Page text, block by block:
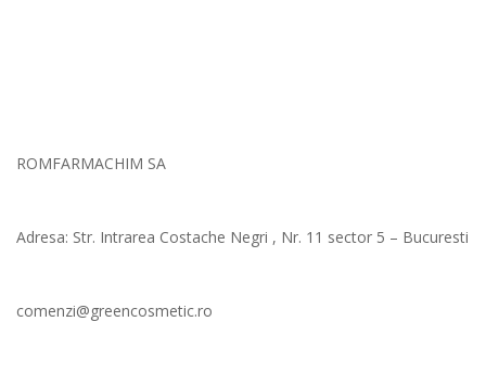
ROMFARMACHIM SA
Adresa: Str. Intrarea Costache Negri , Nr. 11 sector 5 – Bucuresti
comenzi@greencosmetic.ro